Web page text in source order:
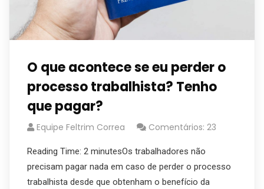
O que acontece se eu perder o
processo trabalhista? Tenho
que pagar?
Equipe Feltrim Correa Comentários: 23
Reading Time: 2 minutesOs trabalhadores não
precisam pagar nada em caso de perder o processo
trabalhista desde que obtenham o benefício da